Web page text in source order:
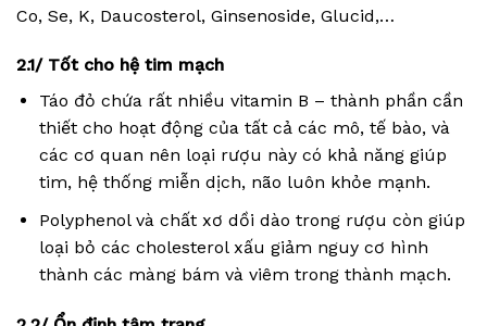
Co, Se, K, Daucosterol, Ginsenoside, Glucid,…
2.1/ Tốt cho hệ tim mạch
Táo đỏ chứa rất nhiều vitamin B – thành phần cần
thiết cho hoạt động của tất cả các mô, tế bào, và
các cơ quan nên loại rượu này có khả năng giúp
tim, hệ thống miễn dịch, não luôn khỏe mạnh.
Polyphenol và chất xơ dồi dào trong rượu còn giúp
loại bỏ các cholesterol xấu giảm nguy cơ hình
thành các màng bám và viêm trong thành mạch.